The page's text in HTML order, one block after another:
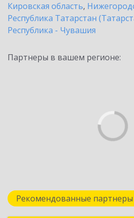
Кировская область,
Республика Татарстан
Республика - Чувашия
Партнеры в вашем регионе:
Рекомендованные партнеры